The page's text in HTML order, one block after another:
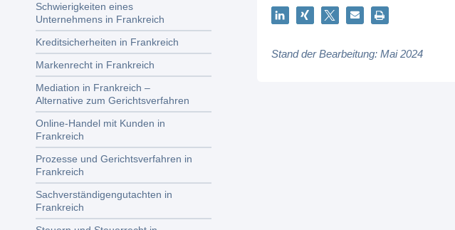
Schwierigkeiten eines
Unternehmens in Frankreich
Kreditsicherheiten in Frankreich
Markenrecht in Frankreich
Mediation in Frankreich –
Alternative zum Gerichtsverfahren
Online-Handel mit Kunden in
Frankreich
Prozesse und Gerichtsverfahren in
Frankreich
Sachverständigengutachten in
Frankreich
Stand der Bearbeitung: Mai 2024